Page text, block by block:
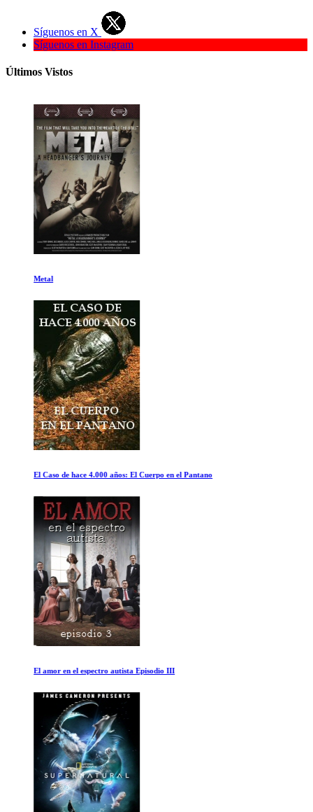
Síguenos en X
Síguenos en Instagram
Últimos Vistos
Metal
El Caso de hace 4.000 años: El Cuerpo en el Pantano
El amor en el espectro autista Episodio III